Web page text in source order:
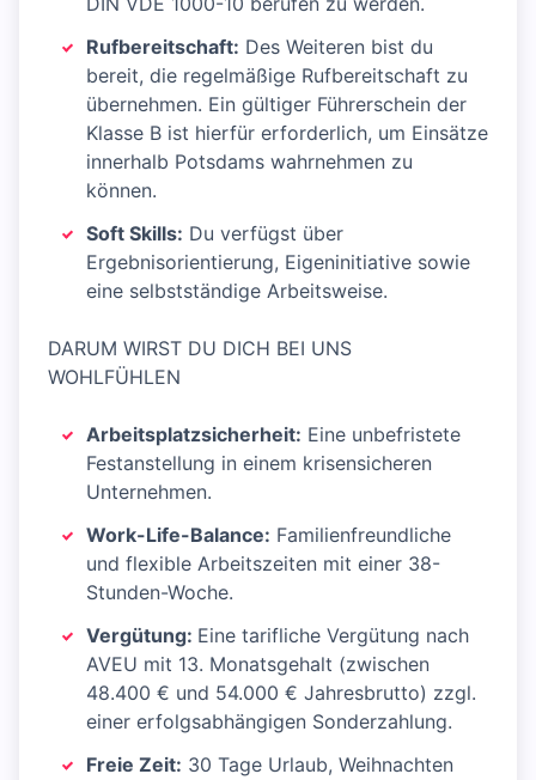
Rufbereitschaft: Des Weiteren bist du
bereit, die regelmäßige Rufbereitschaft zu
übernehmen. Ein gültiger Führerschein der
Klasse B ist hierfür erforderlich, um Einsätze
innerhalb Potsdams wahrnehmen zu
können.
Soft Skills: Du verfügst über
Ergebnisorientierung, Eigeninitiative sowie
eine selbstständige Arbeitsweise.
DARUM WIRST DU DICH BEI UNS
WOHLFÜHLEN
Arbeitsplatzsicherheit: Eine unbefristete
Festanstellung in einem krisensicheren
Unternehmen.
Work-Life-Balance: Familienfreundliche
und flexible Arbeitszeiten mit einer 38-
Stunden-Woche.
Vergütung: Eine tarifliche Vergütung nach
AVEU mit 13. Monatsgehalt (zwischen
48.400 € und 54.000 € Jahresbrutto) zzgl.
einer erfolgsabhängigen Sonderzahlung.
Freie Zeit: 30 Tage Urlaub, Weihnachten